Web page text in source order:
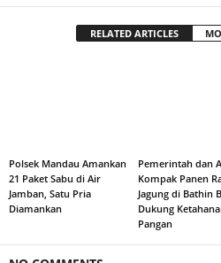
RELATED ARTICLES
Polsek Mandau Amankan
21 Paket Sabu di Air
Jamban, Satu Pria
Diamankan
Pemerintah dan
Kompak Panen
Jagung di Bathin
Dukung
Pangan